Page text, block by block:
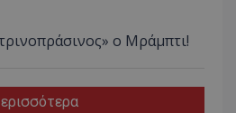
ο Μράμπτι!